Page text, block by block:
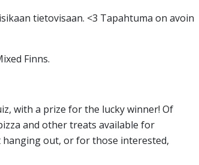
tietovisaan. <3 Tapahtuma on avoin
Finns.
with a prize for the lucky winner! Of
and other treats available for
out, or for those interested,